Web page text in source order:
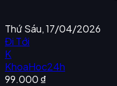
Thứ Sáu, 17/04/2026
Đi Tới
K
KhoaHoc24h
99.000 ₫